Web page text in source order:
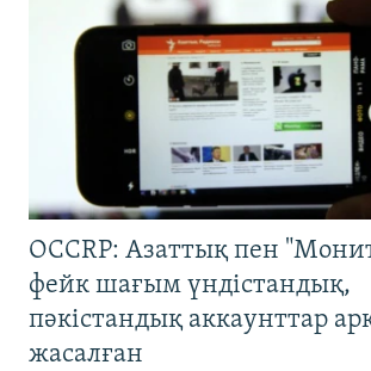
OCCRP: Азаттық пен
фейк шағым үндістандық,
пәкістандық аккаунттар
жасалған